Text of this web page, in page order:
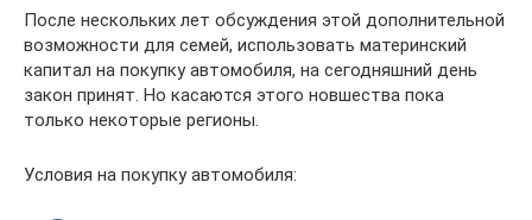
После нескольких лет обсуждения этой дополнительной
возможности для семей, использовать материнский
капитал на покупку автомобиля, на сегодняшний день
закон принят. Но касаются этого новшества пока
только некоторые регионы.
Условия на покупку автомобиля: